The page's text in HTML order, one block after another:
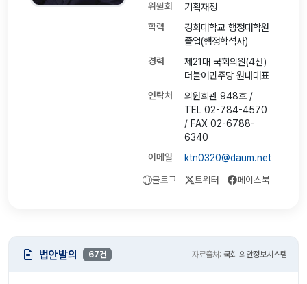
위원회
기획재정
학력
경희대학교 행정대학원
졸업(행정학석사)
경력
제21대 국회의원(4선)
더불어민주당 원내대표
연락처
의원회관 948호 /
TEL 02-784-4570
/ FAX 02-6788-
6340
이메일
ktn0320@daum.net
블로그
트위터 페이스북
법안발의 67건 자료출처: 국회 의안정보시스템